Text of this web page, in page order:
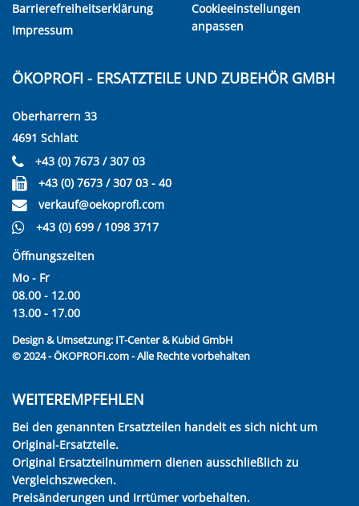
Barrierefreiheitserklärung
Impressum
Cookieeinstellungen
anpassen
ÖKOPROFI - ERSATZTEILE UND ZUBEHÖR GMBH
Oberharrern 33
4691 Schlatt
+43 (0) 7673 / 307 03
+43 (0) 7673 / 307 03 - 40
verkauf@oekoprofi.com
+43 (0) 699 / 1098 3717
Öffnungszeiten
Mo - Fr
08.00 - 12.00
13.00 - 17.00
Design & Umsetzung: IT-Center & Kubid GmbH
© 2024 - ÖKOPROFI.com - Alle Rechte vorbehalten
WEITEREMPFEHLEN
Bei den genannten Ersatzteilen handelt es sich nicht um
Original-Ersatzteile.
Original Ersatzteilnummern dienen ausschließlich zu
Vergleichszwecken.
Preisänderungen und Irrtümer vorbehalten.